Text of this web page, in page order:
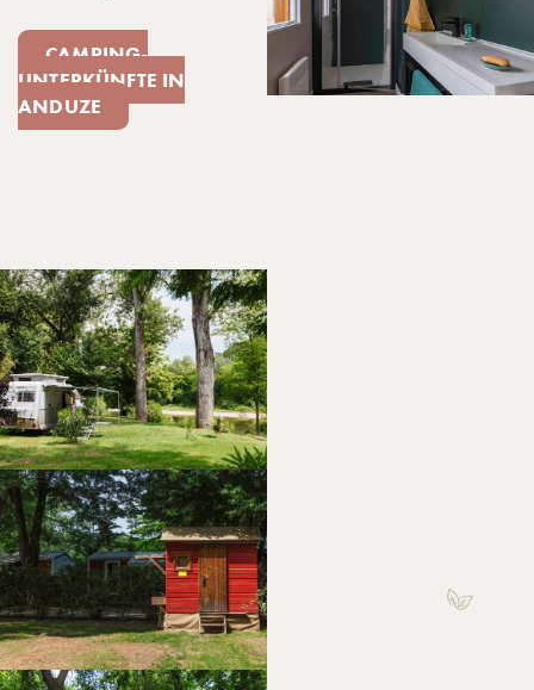
CAMPING-
UNTERKÜNFTE IN
ANDUZE